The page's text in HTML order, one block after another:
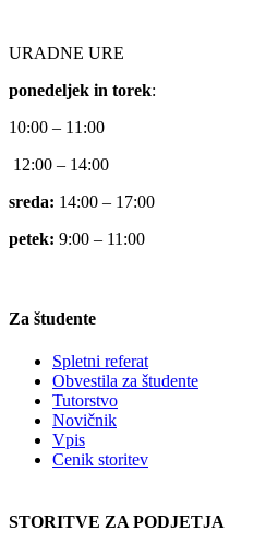
URADNE URE
ponedeljek in torek:
10:00 – 11:00
12:00 – 14:00
sreda: 14:00 – 17:00
petek: 9:00 – 11:00
Za študente
Spletni referat
Obvestila za študente
Tutorstvo
Novičnik
Vpis
Cenik storitev
STORITVE ZA PODJETJA